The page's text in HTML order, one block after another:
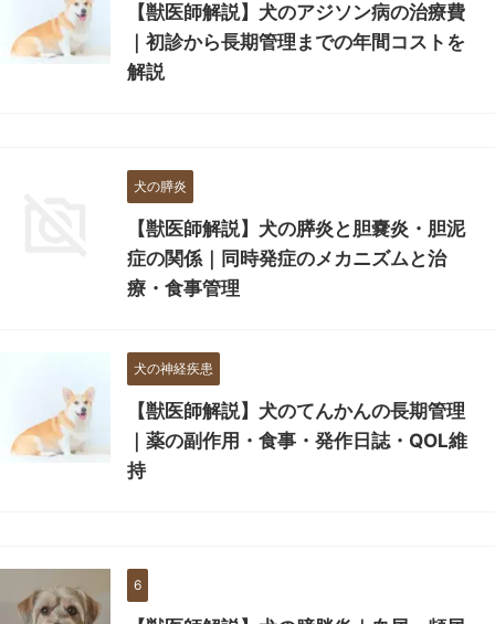
【獣医師解説】犬のアジソン病の治療費
｜初診から長期管理までの年間コストを
解説
犬の膵炎
【獣医師解説】犬の膵炎と胆嚢炎・胆泥
症の関係｜同時発症のメカニズムと治
療・食事管理
犬の神経疾患
【獣医師解説】犬のてんかんの長期管理
｜薬の副作用・食事・発作日誌・QOL維
持
6